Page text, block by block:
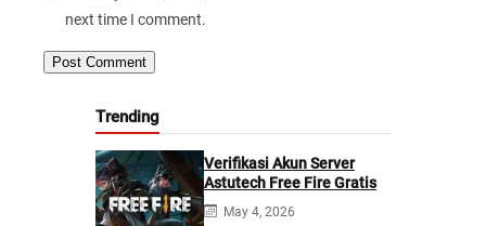
next time I comment.
Trending
Verifikasi Akun Server
Astutech Free Fire Gratis
May 4, 2026